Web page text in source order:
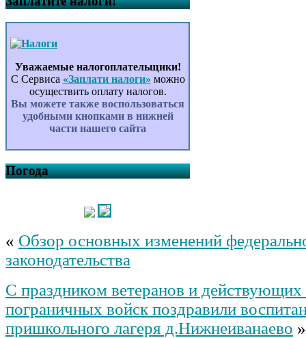
Уважаемые налогоплательщики!
С Сервиса «Заплати налоги» можно
осуществить оплату налогов.
Вы можете также воспользоваться
удобными кнопками в нижней
части нашего сайта
Погода
« Обзор основных изменений
законодательства
С праздником ветеранов и
пограничных войск поздравили
пришкольного лагеря д.Нижнеиванаево »